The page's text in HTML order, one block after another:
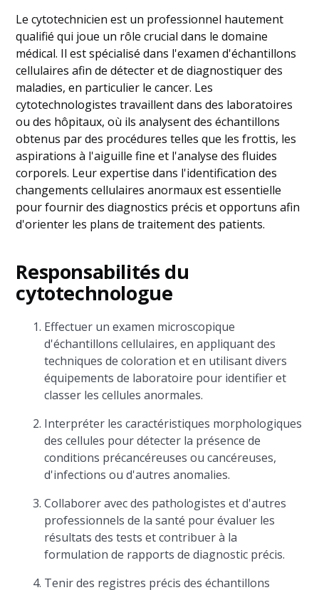
Le cytotechnicien est un professionnel hautement
qualifié qui joue un rôle crucial dans le domaine
médical. Il est spécialisé dans l'examen d'échantillons
cellulaires afin de détecter et de diagnostiquer des
maladies, en particulier le cancer. Les
cytotechnologistes travaillent dans des laboratoires
ou des hôpitaux, où ils analysent des échantillons
obtenus par des procédures telles que les frottis, les
aspirations à l'aiguille fine et l'analyse des fluides
corporels. Leur expertise dans l'identification des
changements cellulaires anormaux est essentielle
pour fournir des diagnostics précis et opportuns afin
d'orienter les plans de traitement des patients.
Responsabilités du
cytotechnologue
Effectuer un examen microscopique
d'échantillons cellulaires, en appliquant des
techniques de coloration et en utilisant divers
équipements de laboratoire pour identifier et
classer les cellules anormales.
Interpréter les caractéristiques morphologiques
des cellules pour détecter la présence de
conditions précancéreuses ou cancéreuses,
d'infections ou d'autres anomalies.
Collaborer avec des pathologistes et d'autres
professionnels de la santé pour évaluer les
résultats des tests et contribuer à la
formulation de rapports de diagnostic précis.
Tenir des registres précis des échantillons